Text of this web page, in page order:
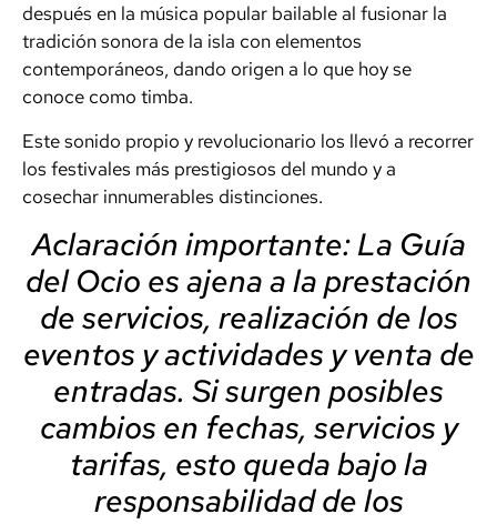
después en la música popular bailable al fusionar la
tradición sonora de la isla con elementos
contemporáneos, dando origen a lo que hoy se
conoce como timba.
Este sonido propio y revolucionario los llevó a recorrer
los festivales más prestigiosos del mundo y a
cosechar innumerables distinciones.
Aclaración importante: La Guía
del Ocio es ajena a la prestación
de servicios, realización de los
eventos y actividades y venta de
entradas. Si surgen posibles
cambios en fechas, servicios y
tarifas, esto queda bajo la
responsabilidad de los